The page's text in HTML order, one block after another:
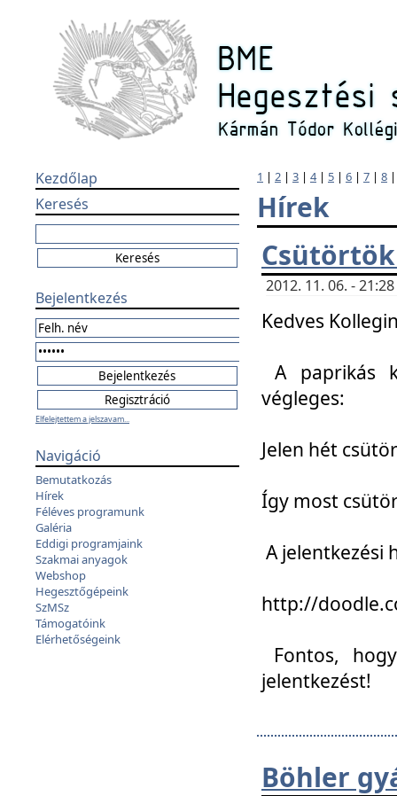
Kezdőlap
Keresés
Bejelentkezés
Elfelejtettem a jelszavam...
Navigáció
Bemutatkozás
Hírek
Féléves programunk
Galéria
Eddigi programjaink
Szakmai anyagok
Webshop
Hegesztőgépeink
SzMSz
Támogatóink
Elérhetőségeink
1 | 2 | 3 | 4| 5 | 6 | 7 | 8
Hírek
2012. 11. 06. -
Kedves
A paprikás
végleges:
Jelen hét
Így most
A jelentkezési
http://
Fontos,
jelentkezést!
Böhler